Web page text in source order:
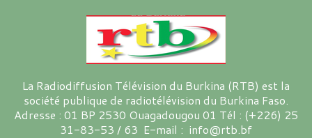
La Radiodiffusion Télévision du Burkina (RTB) est la
société publique de radiotélévision du Burkina Faso.
Adresse : 01 BP 2530 Ouagadougou 01 Tél : (+226) 25
31-83-53 / 63 E-mail : info@rtb.bf